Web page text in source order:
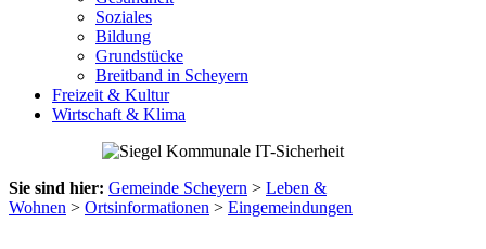
Soziales
Bildung
Grundstücke
Breitband in Scheyern
Freizeit & Kultur
Wirtschaft & Klima
Sie sind hier: Gemeinde Scheyern > Leben &
Wohnen > Ortsinformationen > Eingemeindungen